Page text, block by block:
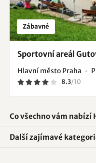
Zábavné
Sportovní areál
Hlavní město Praha
8.3/10
Co všechno vám nabízí
Další zajímavé